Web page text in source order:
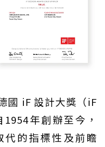
國 iF 設計大獎（iF
1954年創辦至今，
代的指標性及前瞻